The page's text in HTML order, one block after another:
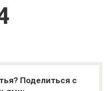
Поделиться с